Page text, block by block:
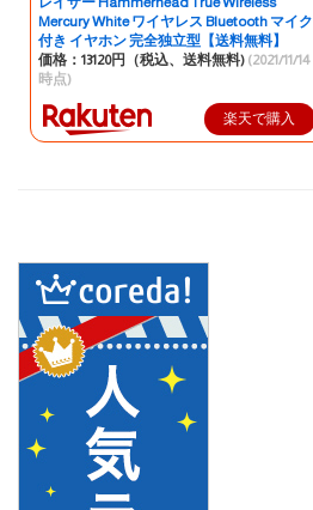
Mercury White ワイヤレス Bluetooth マイク
付き イヤホン 完全独立型【送料無料】
価格：13120円（税込、送料無料) (2021/11/14
時点)
楽天で購入